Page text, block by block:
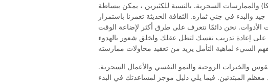
والممارسات السحرية. بالنسبة للكثيرين ، يمكن ببساطة
والبدء في جني ثماره. الثقافة الحديثة تغمرنا باستمرار
الأدوات. نحن دائمًا نتعرف على طرق أكثر لإضاعة الوقت
على إعادة تدريب نفسك لتظل عقلك ولخلق شعور بالهدوء
والخبرات الروحية والنمو النفسي والأعمال السحرية.